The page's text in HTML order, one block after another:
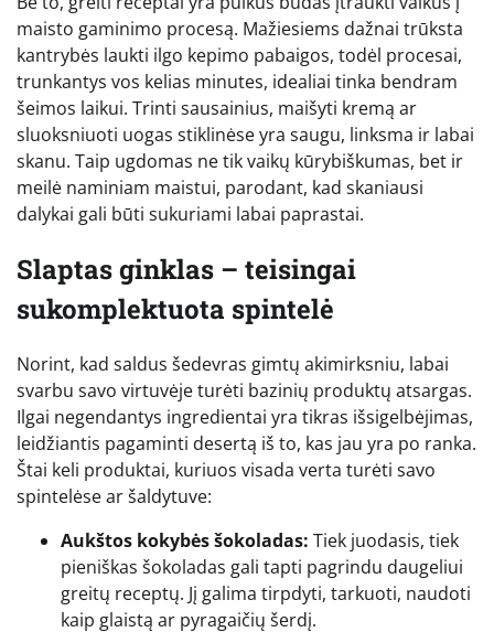
maisto gaminimo procesą. Mažiesiems dažnai trūksta
kantrybės laukti ilgo kepimo pabaigos, todėl procesai,
trunkantys vos kelias minutes, idealiai tinka bendram
šeimos laikui. Trinti sausainius, maišyti kremą ar
sluoksniuoti uogas stiklinėse yra saugu, linksma ir labai
skanu. Taip ugdomas ne tik vaikų kūrybiškumas, bet ir
meilė naminiam maistui, parodant, kad skaniausi
dalykai gali būti sukuriami labai paprastai.
Slaptas ginklas – teisingai
sukomplektuota spintelė
Norint, kad saldus šedevras gimtų akimirksniu, labai
svarbu savo virtuvėje turėti bazinių produktų atsargas.
Ilgai negendantys ingredientai yra tikras išsigelbėjimas,
leidžiantis pagaminti desertą iš to, kas jau yra po ranka.
Štai keli produktai, kuriuos visada verta turėti savo
spintelėse ar šaldytuve:
Aukštos kokybės šokoladas: Tiek juodasis, tiek
pieniškas šokoladas gali tapti pagrindu daugeliui
greitų receptų. Jį galima tirpdyti, tarkuoti, naudoti
kaip glaistą ar pyragaičių šerdį.